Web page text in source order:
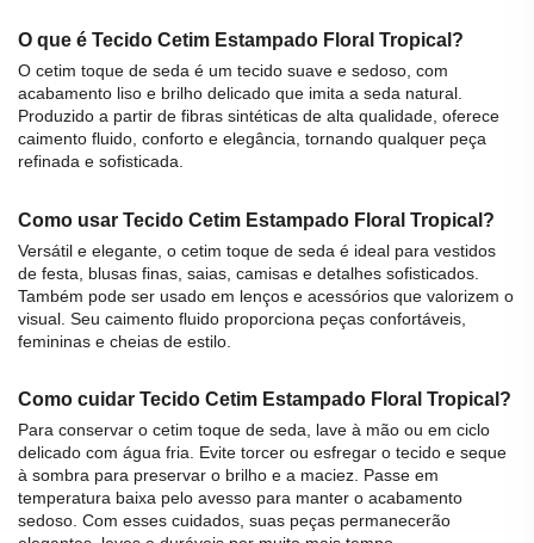
O que é Tecido Cetim Estampado Floral Tropical?
O cetim toque de seda é um tecido suave e sedoso, com
acabamento liso e brilho delicado que imita a seda natural.
Produzido a partir de fibras sintéticas de alta qualidade, oferece
caimento fluido, conforto e elegância, tornando qualquer peça
refinada e sofisticada.
Como usar Tecido Cetim Estampado Floral Tropical?
Versátil e elegante, o cetim toque de seda é ideal para vestidos
de festa, blusas finas, saias, camisas e detalhes sofisticados.
Também pode ser usado em lenços e acessórios que valorizem o
visual. Seu caimento fluido proporciona peças confortáveis,
femininas e cheias de estilo.
Como cuidar Tecido Cetim Estampado Floral Tropical?
Para conservar o cetim toque de seda , lave à mão ou em ciclo
delicado com água fria. Evite torcer ou esfregar o tecido e seque
à sombra para preservar o brilho e a maciez. Passe em
temperatura baixa pelo avesso para manter o acabamento
sedoso. Com esses cuidados, suas peças permanecerão